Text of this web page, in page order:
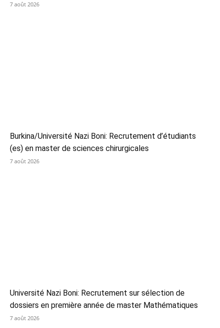
7 août 2026
Burkina/Université Nazi Boni: Recrutement d’étudiants
(es) en master de sciences chirurgicales
7 août 2026
Université Nazi Boni: Recrutement sur sélection de
dossiers en première année de master Mathématiques
7 août 2026